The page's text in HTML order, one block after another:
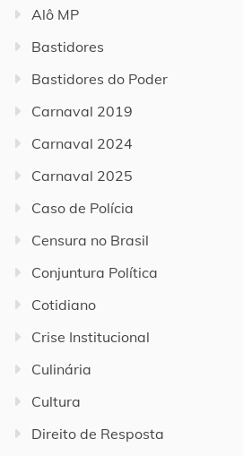
Alô MP
Bastidores
Bastidores do Poder
Carnaval 2019
Carnaval 2024
Carnaval 2025
Caso de Polícia
Censura no Brasil
Conjuntura Política
Cotidiano
Crise Institucional
Culinária
Cultura
Direito de Resposta